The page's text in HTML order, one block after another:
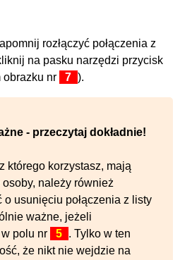
rozłączyć połączenia z
na pasku narzędzi przycisk
obrazku nr 7 ).
- przeczytaj dokładnie!
którego korzystasz, mają
należy również
o usunięciu połączenia z listy
ważne, jeżeli
w polu nr
5 . Tylko w ten
że nikt nie wejdzie na